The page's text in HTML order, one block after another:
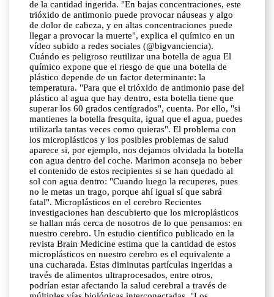
de la cantidad ingerida. "En bajas concentraciones, este
trióxido de antimonio puede provocar náuseas y algo
de dolor de cabeza, y en altas concentraciones puede
llegar a provocar la muerte", explica el químico en un
vídeo subido a redes sociales (@bigvanciencia).
Cuándo es peligroso reutilizar una botella de agua El
químico expone que el riesgo de que una botella de
plástico depende de un factor determinante: la
temperatura. "Para que el trióxido de antimonio pase del
plástico al agua que hay dentro, esta botella tiene que
superar los 60 grados centígrados", cuenta. Por ello, "si
mantienes la botella fresquita, igual que el agua, puedes
utilizarla tantas veces como quieras". El problema con
los microplásticos y los posibles problemas de salud
aparece si, por ejemplo, nos dejamos olvidada la botella
con agua dentro del coche. Marimon aconseja no beber
el contenido de estos recipientes si se han quedado al
sol con agua dentro: "Cuando luego la recuperes, pues
no le metas un trago, porque ahí igual sí que sabrá
fatal". Microplásticos en el cerebro Recientes
investigaciones han descubierto que los microplásticos
se hallan más cerca de nosotros de lo que pensamos: en
nuestro cerebro. Un estudio científico publicado en la
revista Brain Medicine estima que la cantidad de estos
microplásticos en nuestro cerebro es el equivalente a
una cucharada. Estas diminutas partículas ingeridas a
través de alimentos ultraprocesados, entre otros,
podrían estar afectando la salud cerebral a través de